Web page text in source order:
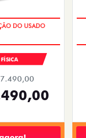
FÍSICA